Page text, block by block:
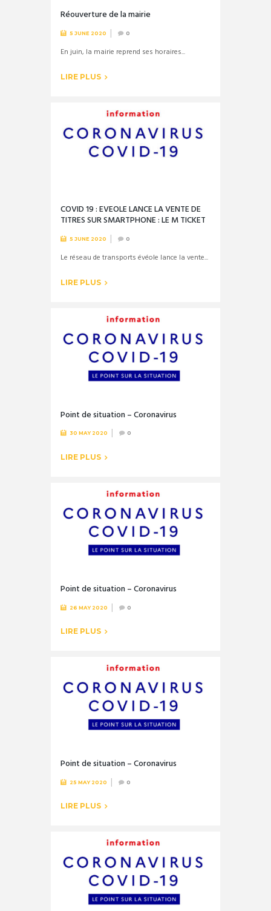
Réouverture de la mairie
5 JUNE 2020 0
En juin, la mairie reprend ses horaires...
LIRE PLUS
COVID 19 : EVEOLE LANCE LA VENTE DE
TITRES SUR SMARTPHONE : LE M TICKET
5 JUNE 2020 0
Le réseau de transports évéole lance la vente...
LIRE PLUS
Point de situation – Coronavirus
30 MAY 2020 0
LIRE PLUS
Point de situation – Coronavirus
26 MAY 2020 0
LIRE PLUS
Point de situation – Coronavirus
25 MAY 2020 0
LIRE PLUS